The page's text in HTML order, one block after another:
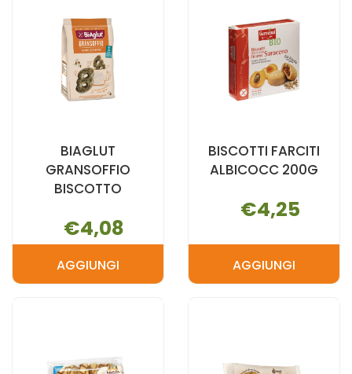
CARRELLO
CARRELLO
BIAGLUT
GRANSOFFIO
BISCOTTO
€4,08
AGGIUNGIAGGIUNGI BIAGLUT
BISCOTTI FARCITI
ALBICOCC 200G
€4,25
AGGIUNGIAGGIUNGI